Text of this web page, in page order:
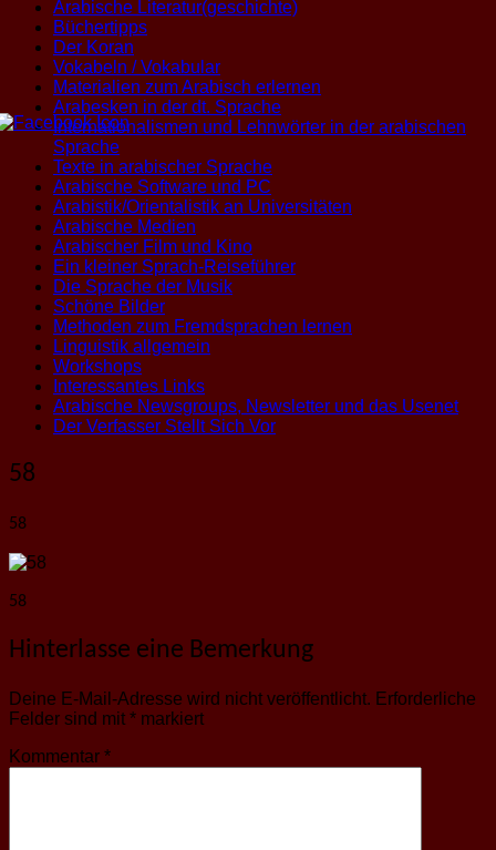
Arabische Literatur(geschichte)
Büchertipps
Der Koran
Vokabeln / Vokabular
Materialien zum Arabisch erlernen
Arabesken in der dt. Sprache
Internationalismen und Lehnwörter in der arabischen
Sprache
Texte in arabischer Sprache
Arabische Software und PC
Arabistik/Orientalistik an Universitäten
Arabische Medien
Arabischer Film und Kino
Ein kleiner Sprach-Reiseführer
Die Sprache der Musik
Schöne Bilder
Methoden zum Fremdsprachen lernen
Linguistik allgemein
Workshops
Interessantes Links
Arabische Newsgroups, Newsletter und das Usenet
Der Verfasser Stellt Sich Vor
58
58
58
Hinterlasse eine Bemerkung
Deine E-Mail-Adresse wird nicht veröffentlicht. Erforderliche
Felder sind mit * markiert
Kommentar *